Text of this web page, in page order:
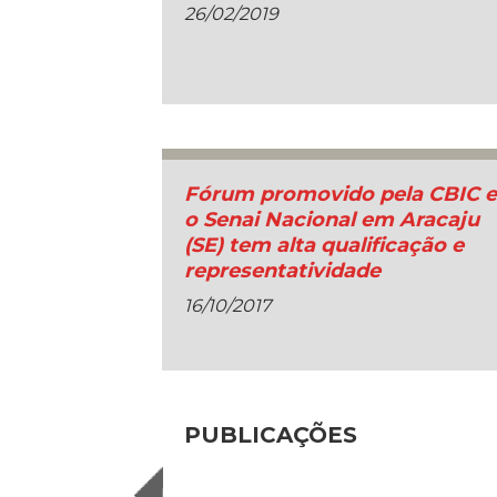
26/02/2019
Fórum promovido pela CBIC e
o Senai Nacional em Aracaju
(SE) tem alta qualificação e
representatividade
16/10/2017
PUBLICAÇÕES